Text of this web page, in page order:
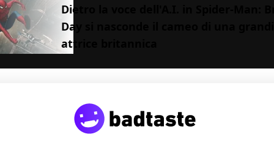
Dietro la voce dell'A.I. in Spider-Man:
Day si nasconde il cameo di una
attrice britannica